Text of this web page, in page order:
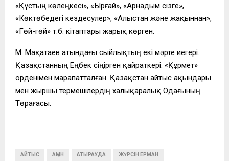
«Құстың көлеңкесі», «Ырғай», «Арнадым сізге»,
«Көктөбедегі кездесулер», «Алыстан және жақыннан»,
«Гөй-гөй» т.б. кітаптары жарық көрген.
М. Мақатаев атындағы сыйлықтың екі мәрте иегері.
Қазақстанның Еңбек сіңірген қайраткері. «Құрмет»
орденімен марапатталған. Қазақстан айтыс ақындары
мен жыршы термешілердің халықаралық Одағының
Төрағасы.
АЙТЫС АҚЫН АТЫРАУДА ЖҮРСІН ЕРМАН